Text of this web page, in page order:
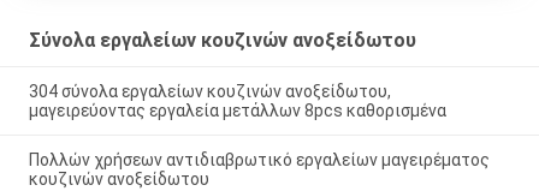
Σύνολα εργαλείων κουζινών ανοξείδωτου
304 σύνολα εργαλείων κουζινών ανοξείδωτου,
μαγειρεύοντας εργαλεία μετάλλων 8pcs καθορισμένα
Πολλών χρήσεων αντιδιαβρωτικό εργαλείων μαγειρέματος
κουζινών ανοξείδωτου